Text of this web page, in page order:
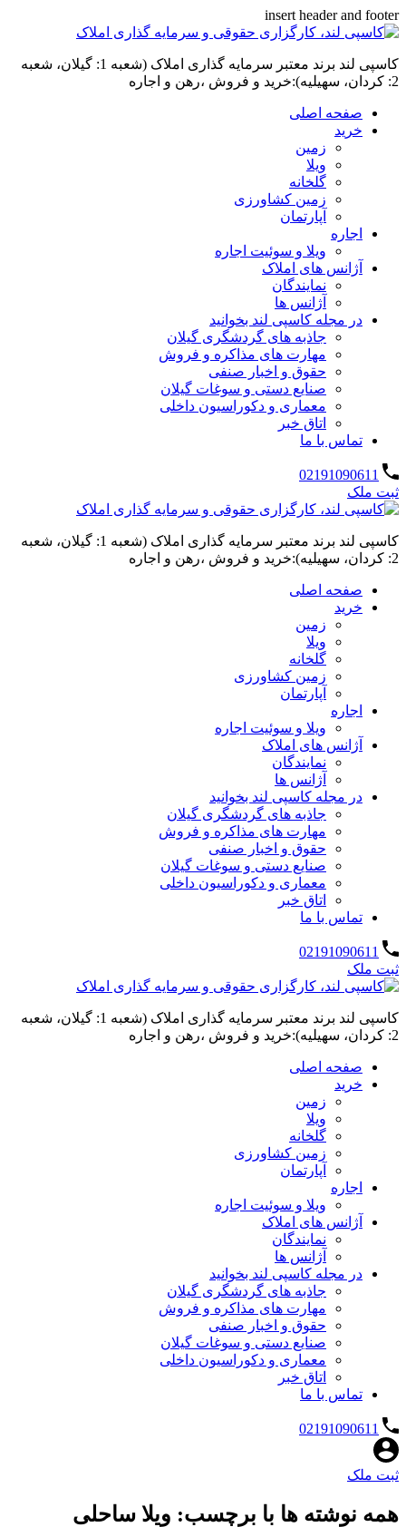
insert header and footer
کاسپی لند برند معتبر سرمایه گذاری املاک (شعبه 1: گیلان، شعبه
2: کردان، سهیلیه):خرید و فروش ،رهن و اجاره
صفحه اصلی
خرید
زمین
ویلا
گلخانه
زمین کشاورزی
آپارتمان
اجاره
ویلا و سوئیت اجاره
آژانس های املاک
نمایندگان
آژانس ها
در مجله کاسپی لند بخوانید
جاذبه های گردشگری گیلان
مهارت های مذاکره و فروش
حقوق و اخبار صنفی
صنایع دستی و سوغات گیلان
معماری و دکوراسیون داخلی
اتاق خبر
تماس با ما
02191090611
ثبت ملک
کاسپی لند برند معتبر سرمایه گذاری املاک (شعبه 1: گیلان، شعبه
2: کردان، سهیلیه):خرید و فروش ،رهن و اجاره
صفحه اصلی
خرید
زمین
ویلا
گلخانه
زمین کشاورزی
آپارتمان
اجاره
ویلا و سوئیت اجاره
آژانس های املاک
نمایندگان
آژانس ها
در مجله کاسپی لند بخوانید
جاذبه های گردشگری گیلان
مهارت های مذاکره و فروش
حقوق و اخبار صنفی
صنایع دستی و سوغات گیلان
معماری و دکوراسیون داخلی
اتاق خبر
تماس با ما
02191090611
ثبت ملک
کاسپی لند برند معتبر سرمایه گذاری املاک (شعبه 1: گیلان، شعبه
2: کردان، سهیلیه):خرید و فروش ،رهن و اجاره
صفحه اصلی
خرید
زمین
ویلا
گلخانه
زمین کشاورزی
آپارتمان
اجاره
ویلا و سوئیت اجاره
آژانس های املاک
نمایندگان
آژانس ها
در مجله کاسپی لند بخوانید
جاذبه های گردشگری گیلان
مهارت های مذاکره و فروش
حقوق و اخبار صنفی
صنایع دستی و سوغات گیلان
معماری و دکوراسیون داخلی
اتاق خبر
تماس با ما
02191090611
ثبت ملک
همه نوشته ها با برچسب: ویلا ساحلی